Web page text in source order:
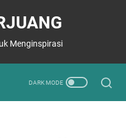
Menginspirasi